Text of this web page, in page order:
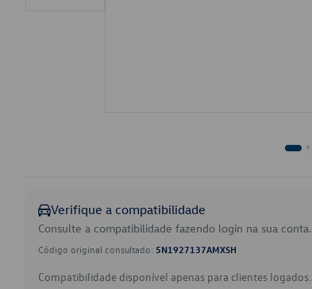
Verifique a compatibilidade
Consulte a compatibilidade fazendo login na sua conta.
Código original consultado: 5N1927137AMXSH
Compatibilidade disponível apenas para clientes logados.